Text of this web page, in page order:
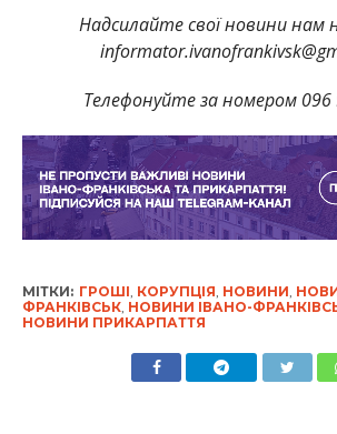
Надсилайте свої новини нам
Телефонуйте за номером 096
МІТКИ: ГРОШІ КОРУПЦІЯ НОВИНИ
ФРАНКІВСЬК, НОВИНИ ІВАНО-
НОВИНИ ПРИКАРПАТТЯ